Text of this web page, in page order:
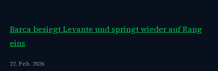
Barca besiegt Levante und springt wieder auf Rang
eins
22. Feb. 2026